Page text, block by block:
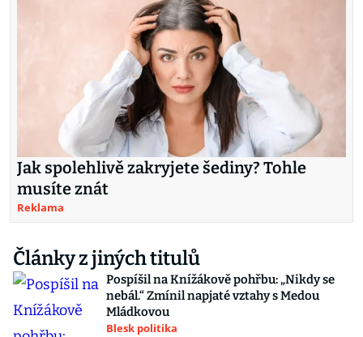
Jak spolehlivě zakryjete šediny? Tohle
musíte znát
Reklama
Články z jiných titulů
Pospíšil na Knížákově pohřbu: „Nikdy se
nebál.“ Zmínil napjaté vztahy s Medou
Mládkovou
Blesk politika